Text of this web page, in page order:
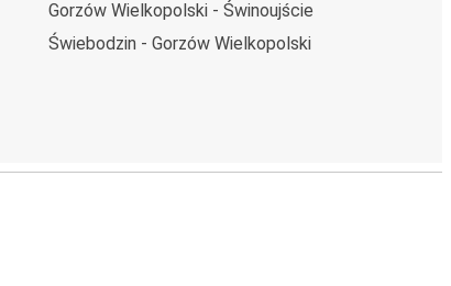
Gorzów Wielkopolski - Świnoujście
Świebodzin - Gorzów Wielkopolski